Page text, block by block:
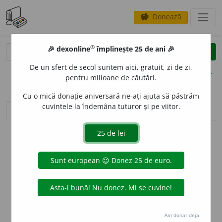
savings Donează
clear
opțiuni
sinteza definițiilor (1) definiții (5) declinări
info
Aceste definiții sunt compilate de
echipa dexonline. Definițiile
originale se află pe filadefiniții.
preferințe
🎉 dexonline® împlinește 25 de ani 🎉
De un sfert de secol suntem aici, gratuit, zi de zi,
pentru milioane de căutări.
Cu o mică donație aniversară ne-ați ajuta să păstrăm
cuvintele la îndemâna tuturor și pe viitor.
Am donat deja.